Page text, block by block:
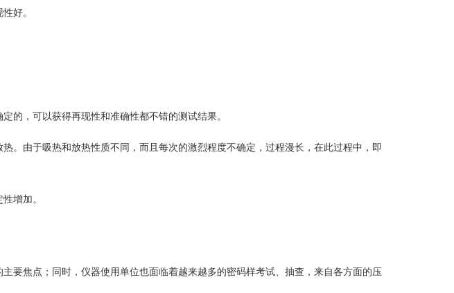
好。
的，可以获得再现性和准确性都不错的测试结果。
。由于吸热和放热性质不同，而且每次的激烈程度不确定，过程漫长，在此过程中，即
增加。
要焦点；同时，仪器使用单位也面临着越来越多的密码样考试、抽查，来自各方面的压